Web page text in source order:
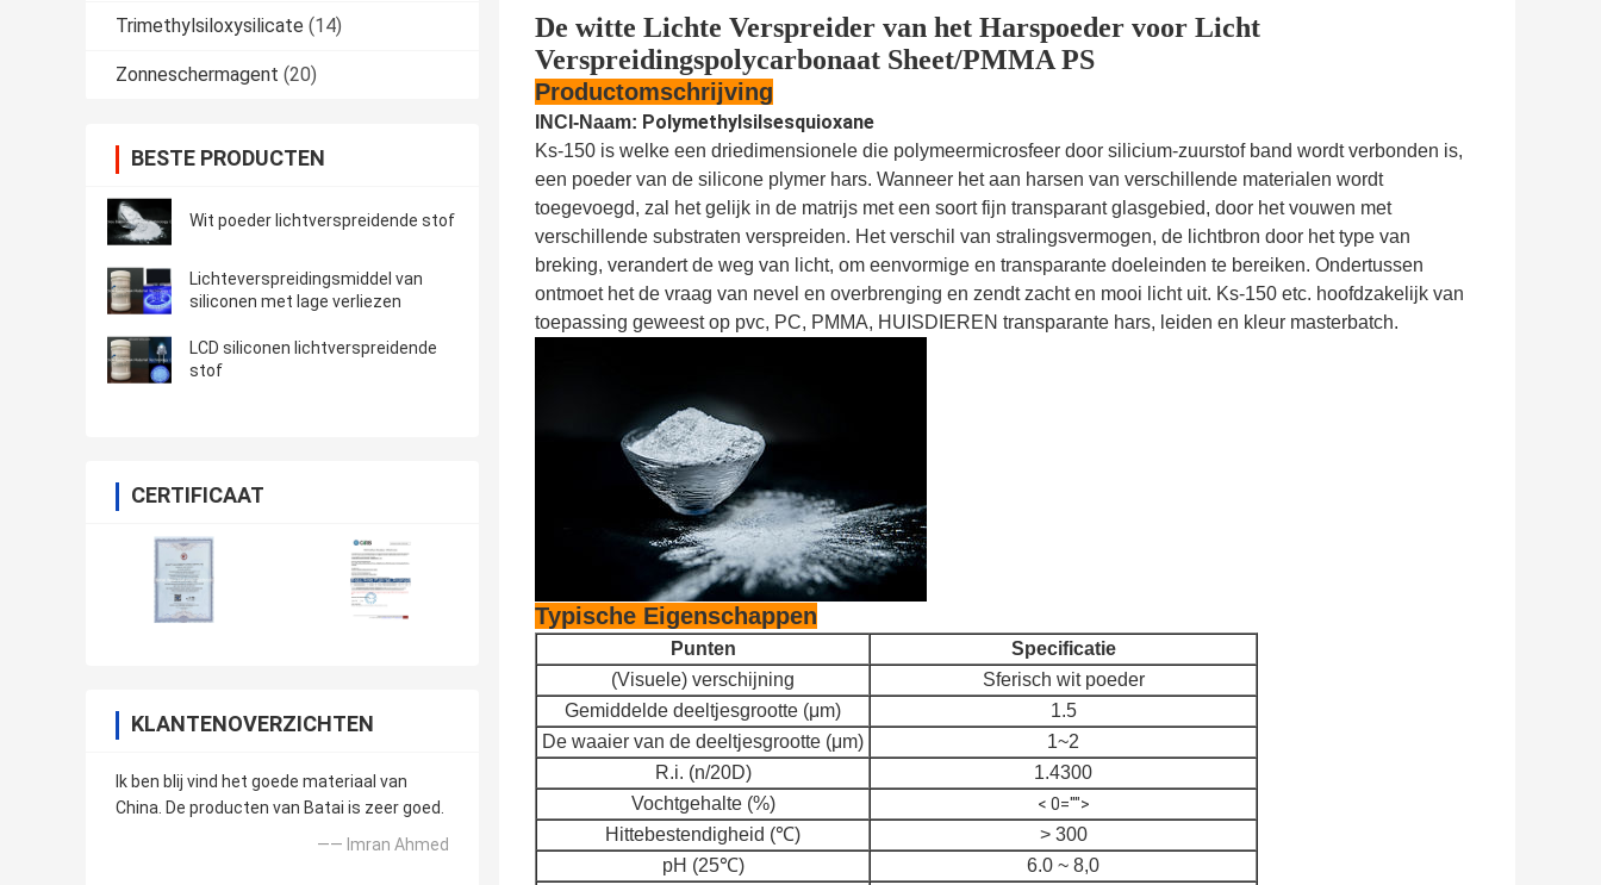
Trimethylsiloxysilicate (14)
Zonneschermagent (20)
BESTE PRODUCTEN
Wit poeder lichtverspreidende stof
Lichteverspreidingsmiddel van
siliconen met lage verliezen
LCD siliconen lichtverspreidende
stof
CERTIFICAAT
KLANTENOVERZICHTEN
Ik ben blij vind het goede materiaal van
China. De producten van Batai is zeer goed.
—— Imran Ahmed
De witte Lichte Verspreider van het Harspoeder voor Licht
Verspreidingspolycarbonaat Sheet/PMMA PS
Productomschrijving
INCI-Naam: Polymethylsilsesquioxane
Ks-150 is welke een driedimensionele die polymeermicrosfeer door silicium-zuurstof band wordt verbonden is,
een poeder van de silicone plymer hars. Wanneer het aan harsen van verschillende materialen wordt
toegevoegd, zal het gelijk in de matrijs met een soort fijn transparant glasgebied, door het vouwen met
verschillende substraten verspreiden. Het verschil van stralingsvermogen, de lichtbron door het type van
breking, verandert de weg van licht, om eenvormige en transparante doeleinden te bereiken. Ondertussen
ontmoet het de vraag van nevel en overbrenging en zendt zacht en mooi licht uit. Ks-150 etc. hoofdzakelijk van
toepassing geweest op pvc, PC, PMMA, HUISDIEREN transparante hars, leiden en kleur masterbatch.
Typische Eigenschappen
Punten
Specificatie
(Visuele) verschijning
Sferisch wit poeder
Gemiddelde deeltjesgrootte (μm)
1.5
De waaier van de deeltjesgrootte (μm)
1~2
R.i. (n/20D)
1.4300
Vochtgehalte (%)
< 0="">
Hittebestendigheid (℃)
> 300
pH (25℃)
6.0 ~ 8,0